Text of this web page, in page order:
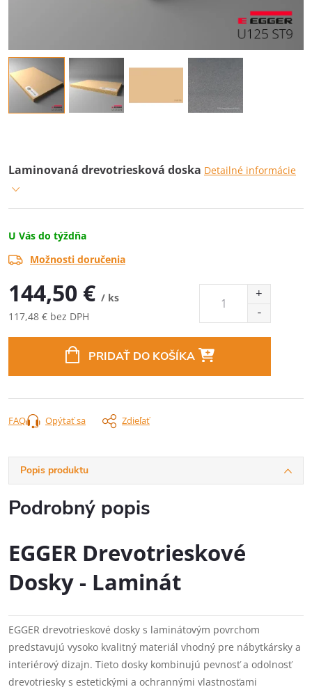
Laminovaná drevotriesková doska Detailné informácie
U Vás do týždňa
Možnosti doručenia
144,50 € / ks
117,48 € bez DPH
PRIDAŤ DO KOŠÍKA
Opýtať sa Zdieľať
FAQ
Popis produktu
Podrobný popis
EGGER Drevotrieskové
Dosky - Laminát
EGGER drevotrieskové dosky s laminátovým povrchom
predstavujú vysoko kvalitný materiál vhodný pre nábytkársky a
interiérový dizajn. Tieto dosky kombinujú pevnosť a odolnosť
drevotriesky s estetickými a ochrannými vlastnosťami